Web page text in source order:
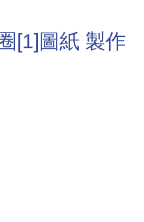
[1]圖紙 製作